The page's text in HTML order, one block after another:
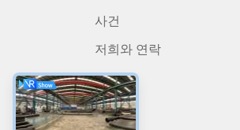
사건
저희와 연락